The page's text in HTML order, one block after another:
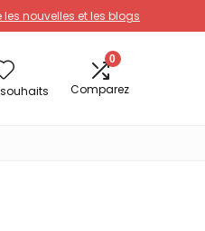
les nouvelles et les blogs
0
Comparez